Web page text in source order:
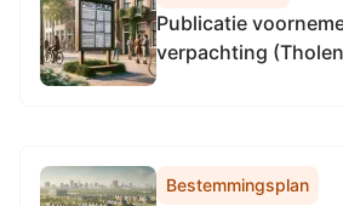
Publicatie
verpachting
Bestemmingsplan